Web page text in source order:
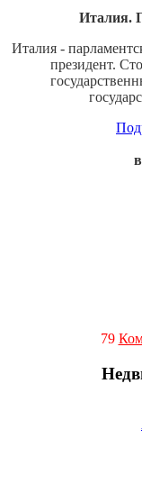
Италия.
Италия -
президент.
79